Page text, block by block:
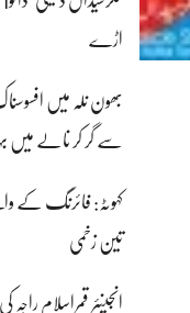
اڑے
بھون نلہ میں
سے گر کر نالے میں
کہوٹہ: فائرنگ کے
تین زخمی
انجینئر قمراسلام